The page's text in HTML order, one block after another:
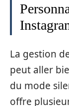
La gestion
peut aller
du mode
offre